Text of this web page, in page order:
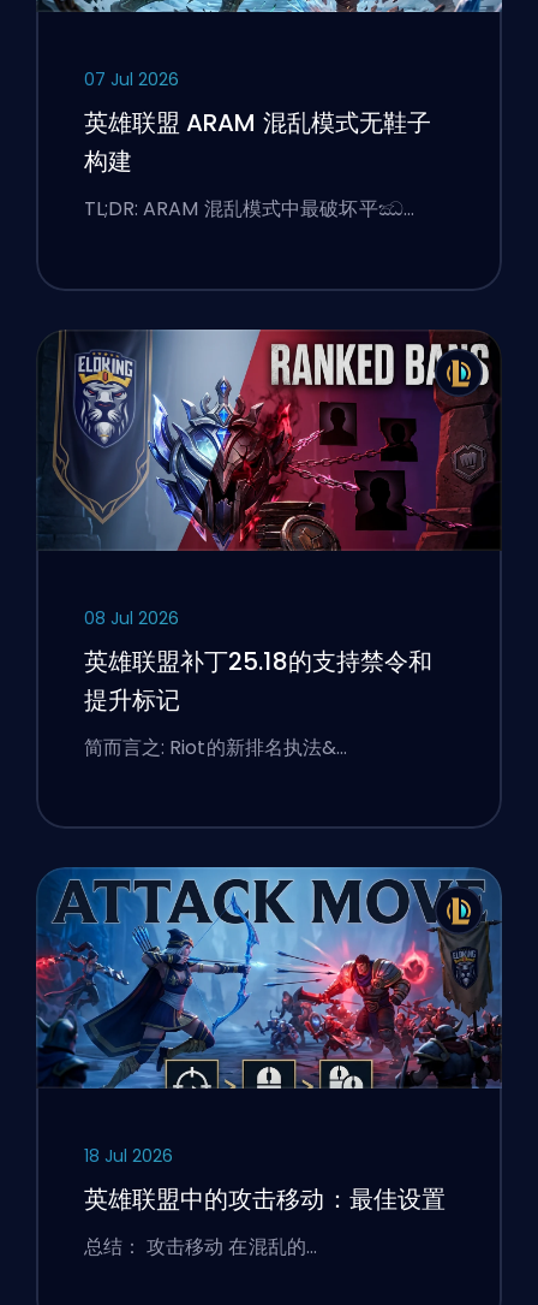
07 Jul 2026
英雄联盟 ARAM 混乱模式无鞋子
构建
TL;DR: ARAM 混乱模式中最破坏平ඣ…
08 Jul 2026
英雄联盟补丁25.18的支持禁令和
提升标记
简而言之: Riot的新排名执法&…
18 Jul 2026
英雄联盟中的攻击移动：最佳设置
总结： 攻击移动 在混乱的…